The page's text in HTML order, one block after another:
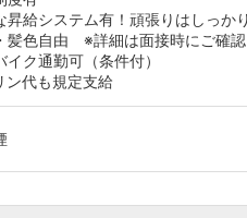
昇給システム有！頑張りはしっか
髪色自由 ※詳細は面接時にご確
イク通勤可（条件付）
代も規定支給